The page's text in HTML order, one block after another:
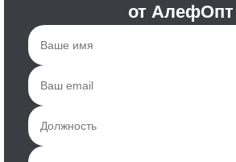
от АлефОпт